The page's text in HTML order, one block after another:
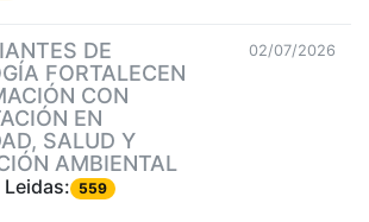
DE
FORTALECEN
CON
EN
SALUD Y
AMBIENTAL
Leidas: 559
02/07/2026